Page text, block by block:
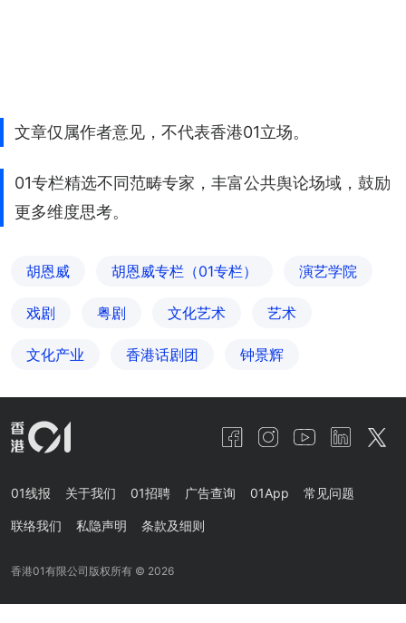
文章仅属作者意见，不代表香港01立场。
01专栏精选不同范畴专家，丰富公共舆论场域，鼓励
更多维度思考。
胡恩威 胡恩威专栏（01专栏） 演艺学院
戏剧 粤剧 文化艺术 艺术
文化产业 香港话剧团 钟景辉
01线报 关于我们 01招聘 广告查询 01App 常见问题
联络我们 私隐声明 条款及细则
香港01有限公司版权所有 © 2026